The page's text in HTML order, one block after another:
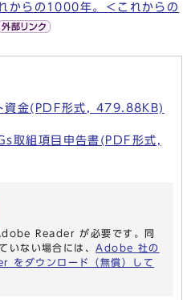
からの1000年。＜これからの
資金(PDF形式, 479.88KB)
取組項目申告書(PDF形式,
Reader が必要です。同
いない場合には、 Adobe 社の
をダウンロード（無償）して